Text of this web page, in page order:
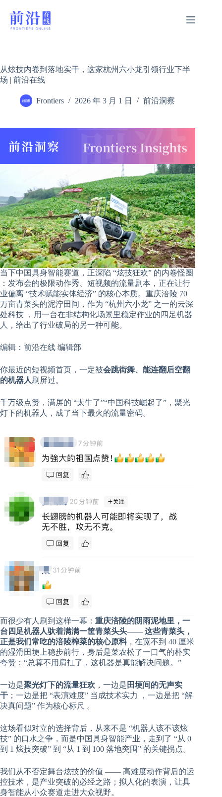
从炫技内卷到落地实干，这家杭州六小龙引领行业下半
场 | 前沿在线
Frontiers 2026 年 3 月 1 日 前沿洞察
当下中国具身智能赛道，正深陷 “炫技狂欢” 的内卷怪圈
：发布会的极限动作秀、短视频的流量剧本，正在让行
业偏离 “技术赋能实体经济” 的核心本质。重庆涪陵 70
万亩青菜头的泥泞田间，作为 “杭州六小龙” 之一的云深
处科技 ，用一台在非结构化场景里稳定作业的四足机器
人，给出了行业破局的另一种可能。
编辑：前沿在线 编辑部
你最近的短视频首页，一定被会跳街舞、能连翻后空翻
的机器人刷屏过。
千万级点赞，满屏的 “太牛了”“中国科技崛起了”，聚光
灯下的机器人，成了当下最火的流量密码。
而很少有人刷到这样一幕： 重庆涪陵的阴雨泥地里，一
台四足机器人驮着满满一筐青菜头头—— 这些青菜头，
正是我们常吃的涪陵榨菜的核心原料，在宽不到 40 厘米
的湿滑田埂上稳步前行，身后是菜农松了一口气的朴实
夸赞：“总算不用肩扛了，这机器是真能解决问题。”
一边是聚光灯下的流量狂欢 ，一边是 田埂间的无声实
干 ；一边是把 “表演难度” 当成技术实力 ，一边是把 “解
决真问题” 作为核心标尺 。
这场看似对立的选择背后，从来不是 “机器人该不该炫
技” 的口水之争，而是中国具身智能产业，走到了 “从 0
到 1 炫技突破” 到 “从 1 到 100 落地突围” 的关键拐点。
我们从不否定舞台炫技的价值 —— 高难度动作背后的运
控技术，是产业突破的必经之路；拟人化的表演，让具
身智能从小众赛道走进大众视野。